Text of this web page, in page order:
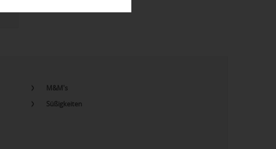
M&M's
Süßigkeiten